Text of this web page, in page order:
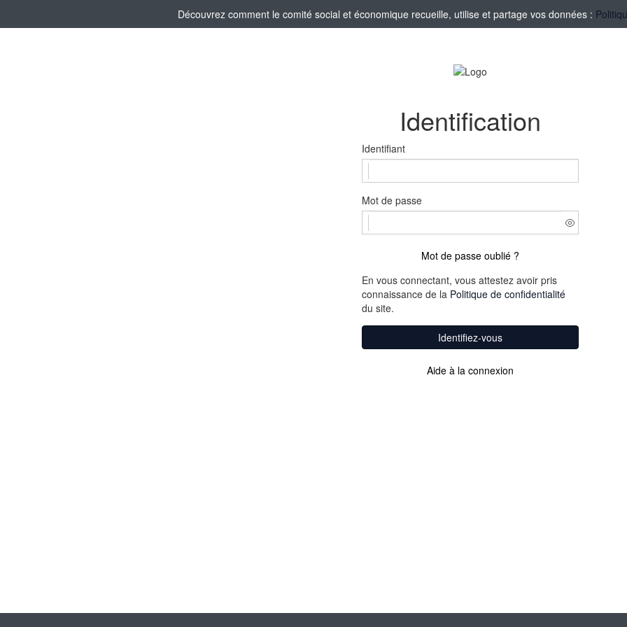
Découvrez comment le comité social et économique recueille, utilise et partage vos données :
Identification
Identifiant
Mot de passe
Mot de passe oublié ?
En vous connectant, vous attestez avoir pris
connaissance de la Politique de confidentialité
du site.
Identifiez-vous
Aide à la connexion